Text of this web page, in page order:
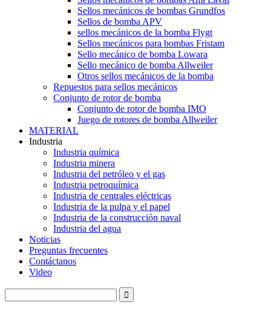
Sellos mecánicos de bombas Grundfos
Sellos de bomba APV
sellos mecánicos de la bomba Flygt
Sellos mecánicos para bombas Fristam
Sello mecánico de bomba Lowara
Sello mecánico de bomba Allweiler
Otros sellos mecánicos de la bomba
Repuestos para sellos mecánicos
Conjunto de rotor de bomba
Conjunto de rotor de bomba IMO
Juego de rotores de bomba Allweiler
MATERIAL
Industria
Industria química
Industria minera
Industria del petróleo y el gas
Industria petroquímica
Industria de centrales eléctricas
Industria de la pulpa y el papel
Industria de la construcción naval
Industria del agua
Noticias
Preguntas frecuentes
Contáctanos
Video